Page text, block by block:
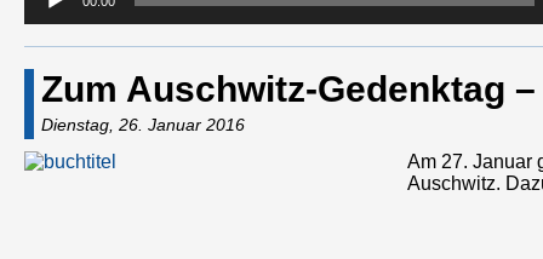
Zum Auschwitz-Gedenktag
Dienstag, 26. Januar 2016
Am 27. Januar
Auschwitz.